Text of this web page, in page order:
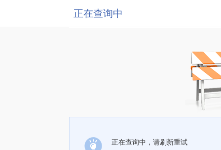
正在查询中
正在查询中，请刷新重试